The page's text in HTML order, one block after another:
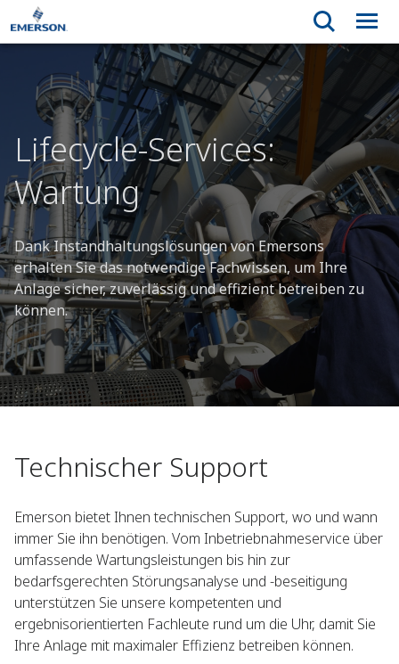
Lifecycle-Services:
Wartung
Dank Instandhaltungslösungen von Emersons
erhalten Sie das notwendige Fachwissen, um Ihre
Anlage sicher, zuverlässig und effizient betreiben zu
können.
Technischer Support
Emerson bietet Ihnen technischen Support, wo und wann
immer Sie ihn benötigen. Vom Inbetriebnahmeservice über
umfassende Wartungsleistungen bis hin zur
bedarfsgerechten Störungsanalyse und -beseitigung
unterstützen Sie unsere kompetenten und
ergebnisorientierten Fachleute rund um die Uhr, damit Sie
Ihre Anlage mit maximaler Effizienz betreiben können.